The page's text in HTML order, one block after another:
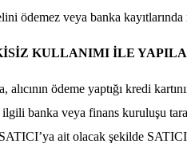
ödemez veya banka
KULLANIMI İLE
ödeme yaptığı kredi
banka veya finans kuruluşu
ait olacak şekilde